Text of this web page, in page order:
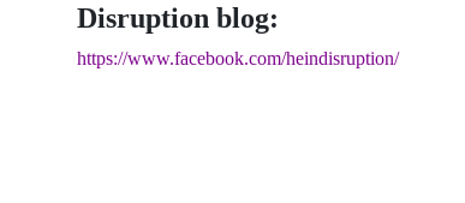
Disruption blog:
https://www.facebook.com/heindisruption/